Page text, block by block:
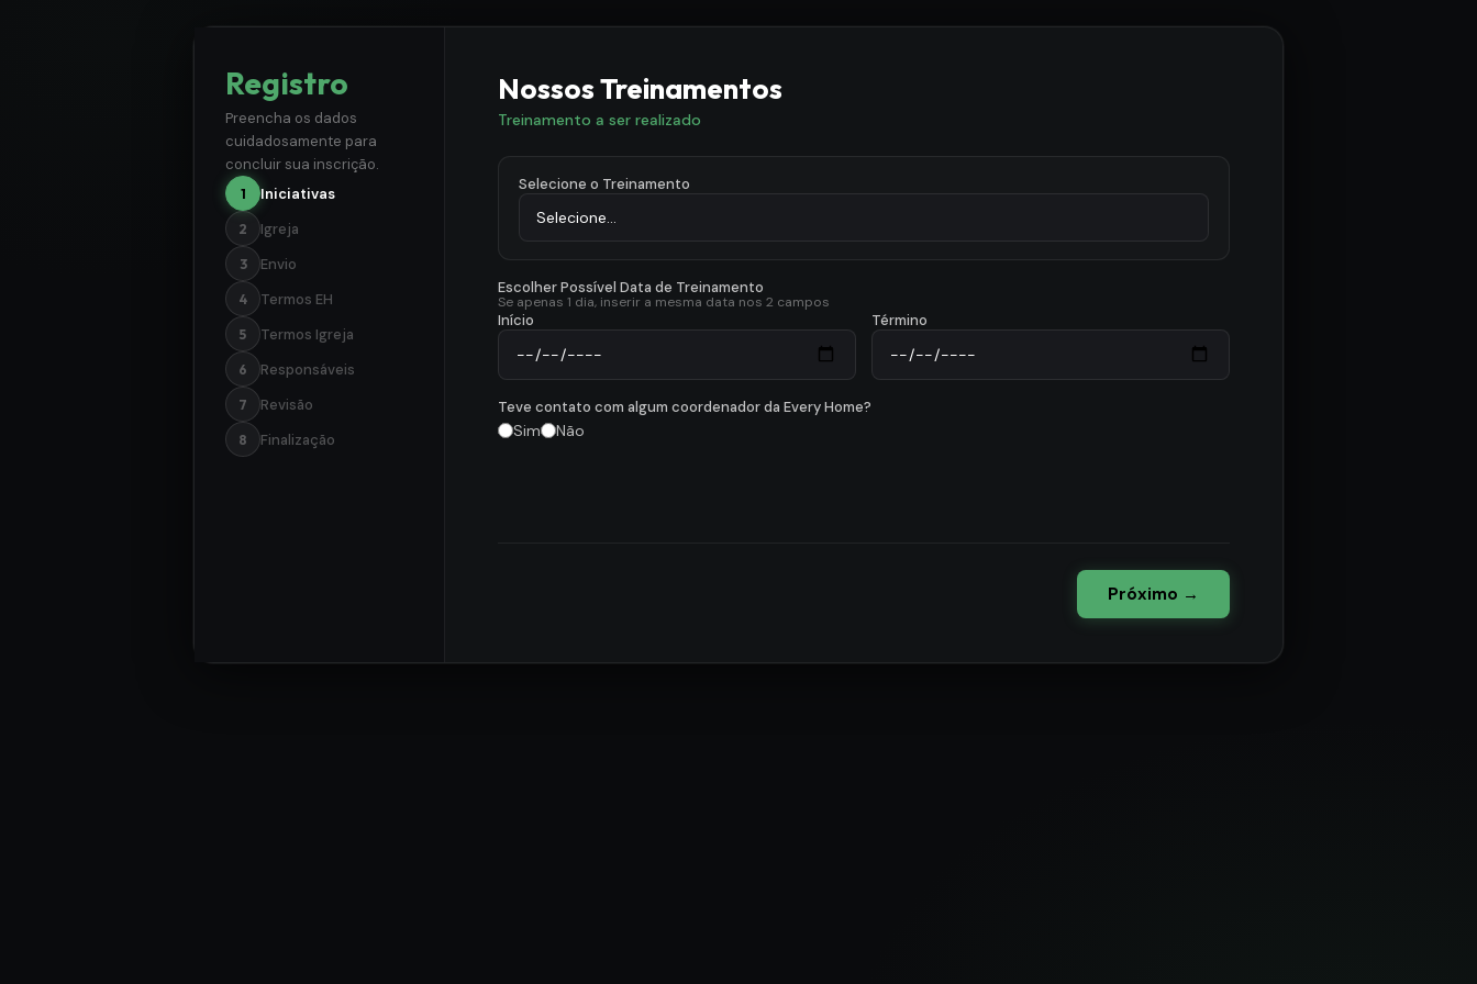
Registro
Preencha os dados
cuidadosamente para
concluir sua inscrição.
1 Iniciativas
2 Igreja
3 Envio
4 Termos EH
5 Termos Igreja
6 Responsáveis
7 Revisão
8 Finalização
Nossos Treinamentos
Treinamento a ser realizado
Selecione o Treinamento
Escolher Possível Data de Treinamento
Se apenas 1 dia, inserir a mesma data nos 2 campos
Início Término
Teve contato com algum coordenador da Every Home?
Sim Não
Próximo →